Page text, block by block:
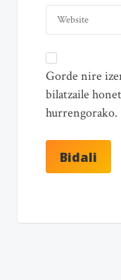
Gorde nire
bilatzaile
hurrengorako.